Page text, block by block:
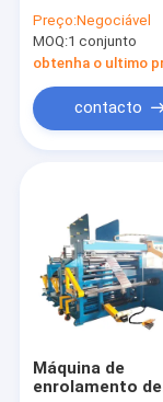
enrolamento
automático de
bobinas para
cobre e
(planos/
Preço:Negociável
MOQ:1 conjunto
obtenha o ultimo
contacto
Máquina de
enrolamento de